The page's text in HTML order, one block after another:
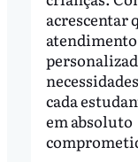
acrescentar
atendimento
cada
em absoluto